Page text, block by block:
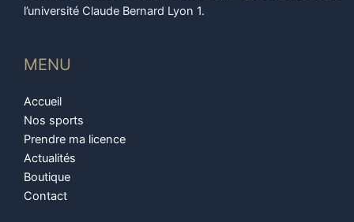
l’université Claude Bernard Lyon 1.
MENU
Accueil
Nos sports
Prendre ma licence
Actualités
Boutique
Contact